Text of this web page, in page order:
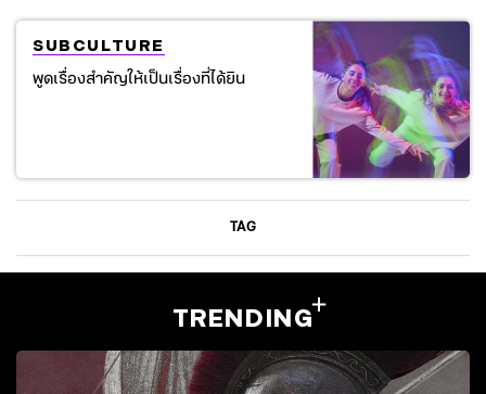
SUBCULTURE
พูดเรื่องสำคัญให้เป็นเรื่องที่ได้ยิน
TAG
TRENDING